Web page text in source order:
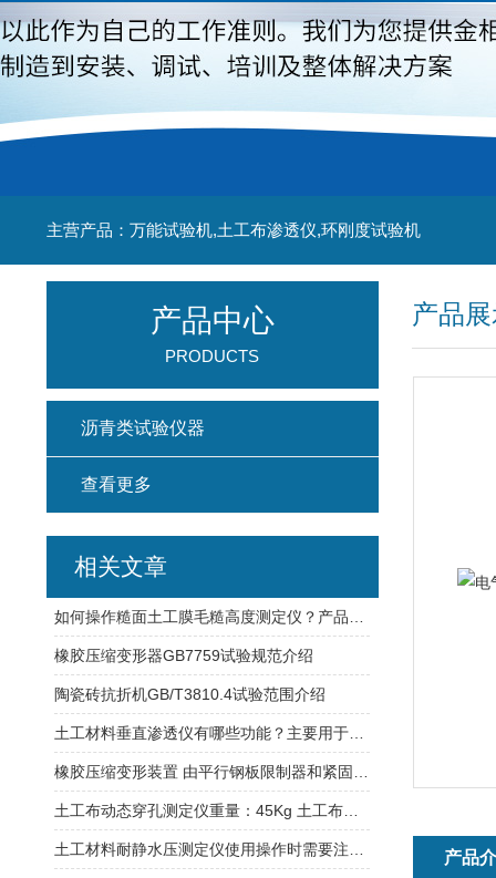
主营产品：万能试验机,土工布渗透仪,环刚度试验机
产品
产品
产品中心
PRODUCTS
沥青类试验仪器
查看更多
相关文章
橡胶压缩变形器GB7759试验规范介绍
陶瓷砖抗折机GB/T3810.4试验范围介绍